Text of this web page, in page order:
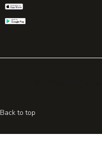
Back to top